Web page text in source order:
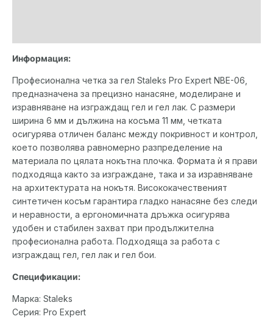
Информация:
Професионална четка за гел Staleks Pro Expert NBE-06,
предназначена за прецизно нанасяне, моделиране и
изравняване на изграждащ гел и гел лак. С размери
ширина 6 мм и дължина на косъма 11 мм, четката
осигурява отличен баланс между покривност и контрол,
което позволява равномерно разпределение на
материала по цялата нокътна плочка. Формата ѝ я прави
подходяща както за изграждане, така и за изравняване
на архитектурата на нокътя. Висококачественият
синтетичен косъм гарантира гладко нанасяне без следи
и неравности, а ергономичната дръжка осигурява
удобен и стабилен захват при продължителна
професионална работа. Подходяща за работа с
изграждащ гел, гел лак и гел бои.
Спецификации:
Марка: Staleks
Серия: Pro Expert